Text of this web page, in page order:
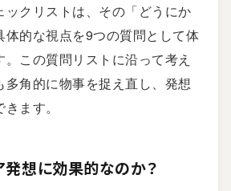
ックリストは、その「どうにか
体的な視点を9つの質問として体
この質問リストに沿って考え
多角的に物事を捉え直し、発想
ます。
発想に効果的なのか？